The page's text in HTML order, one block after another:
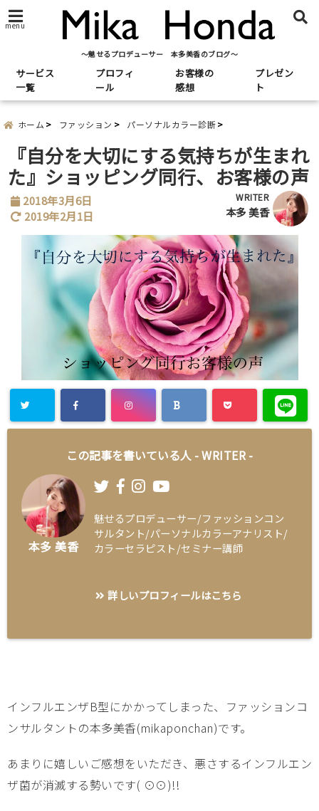
menu
～魅せるプロデューサー 本多美香のブログ～
サービス
一覧
プロフィ
ール
お客様の
感想
プレゼン
ト
ホーム ファッション パーソナルカラー診断
『自分を大切にする気持ちが生まれ
た』ショッピング同行、お客様の声
2018年3月6日
2019年2月1日
WRITER
本多 美香
この記事を書いている人 -WRITER -
本多 美香
魅せるプロデューサー/ファッションコン
サルタント/パーソナルカラーアナリスト/
カラーセラピスト/セミナー講師
詳しいプロフィールはこちら
インフルエンザB型にかかってしまった、ファッションコ
ンサルタントの本多美香(mikaponchan)です。
あまりに嬉しいご感想をいただき、悪さするインフルエン
ザ菌が消滅する勢いです( ⊙⊙)!!